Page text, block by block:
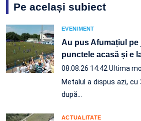
Pe același subiect
EVENIMENT
Au pus Afumațiul pe
punctele acasă și e
08.08.26 14:42 Ultima
Metalul a dispus azi,
după…
ACTUALITATE